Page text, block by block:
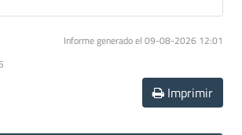
Informe generado el 09-08-2026 12:01
Imprimir